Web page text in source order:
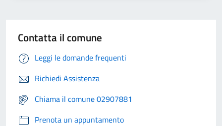
Contatta il comune
Leggi le domande frequenti
Richiedi Assistenza
Chiama il comune 02907881
Prenota un appuntamento